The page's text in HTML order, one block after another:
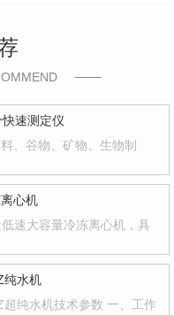
速测定仪
、谷物、矿物、生物制
心机
速大容量冷冻离心机，具
纯水机
纯水机技术参数 一、工作